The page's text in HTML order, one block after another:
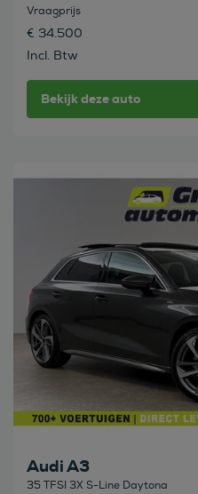
Vraagprijs
€ 34.500
Incl. Btw
Bekijk deze auto
Bekijk deze auto
Audi A3
35 TFSI 3X S-Line Daytona